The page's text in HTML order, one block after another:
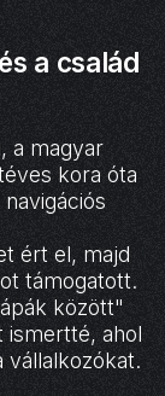
a család
a magyar
kora óta
ért el, majd
támogatott.
között"
ahol
vállalkozókat.